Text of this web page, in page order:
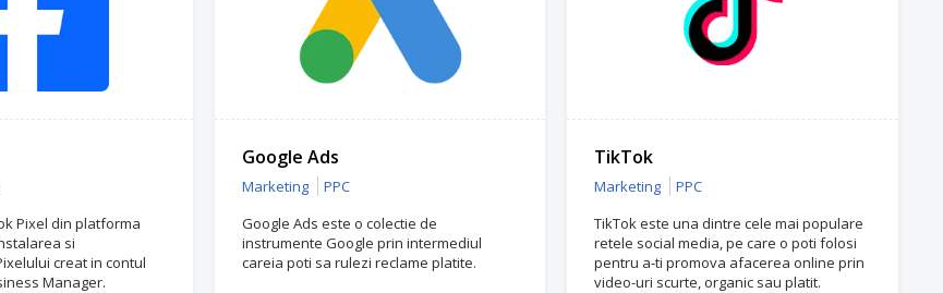
Pixel din platforma
si
creat in contul
Manager.
Google Ads
Marketing
PPC
Google Ads este o colectie de
instrumente Google prin intermediul
careia poti sa rulezi reclame platite.
TikTok
Marketing
PPC
TikTok este una dintre cele mai populare
retele social media, pe care o poti folosi
pentru a-ti promova afacerea online prin
video-uri scurte, organic sau platit.